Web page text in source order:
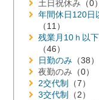
土日祝休み （0）
年間休日120日
（11）
残業月10ｈ以下
（46）
日勤のみ （38）
夜勤のみ （0）
2交代制
（7）
3交代制
（2）